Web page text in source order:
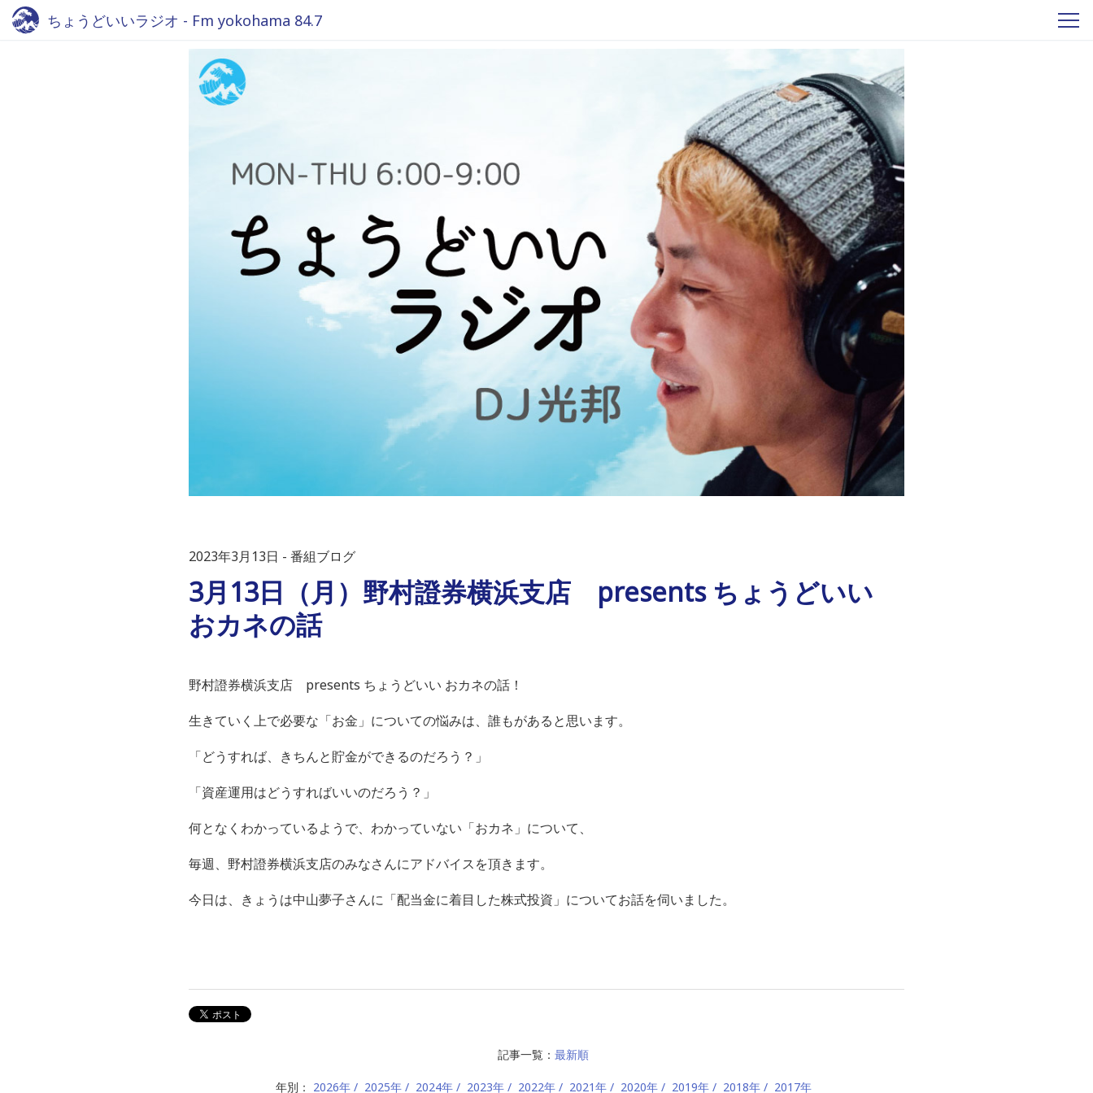
ちょうどいいラジオ - Fm yokohama 84.7
2023年3月13日 番組ブログ
3月13日（月）野村證券横浜支店 presents ちょうどいい
おカネの話
野村證券横浜支店 presents ちょうどいい おカネの話！
生きていく上で必要な「お金」についての悩みは、誰もがあると思います。
「どうすれば、きちんと貯金ができるのだろう？」
「資産運用はどうすればいいのだろう？」
何となくわかっているようで、わかっていない「おカネ」について、
毎週、野村證券横浜支店のみなさんにアドバイスを頂きます。
今日は、 きょうは中山夢子さんに「配当金に着目した株式投資」 についてお話を伺いました。
記事一覧： 最新順
年別： 2026年 2025年 2024年 2023年 2022年 2021年 2020年 2019年 2018年 2017年